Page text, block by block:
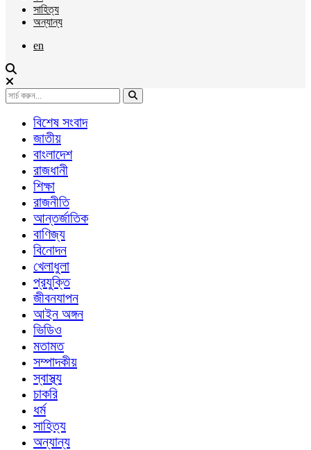
সাহিত্য
অন্যান্য
en
বিশেষ সংবাদ
জাতীয়
বাংলাদেশ
রাজধানী
শিক্ষা
রাজনীতি
আন্তর্জাতিক
বাণিজ্য
বিনোদন
খেলাধুলা
প্রযুক্তি
জীবনযাপন
আইন অঙ্গন
ভিডিও
মতামত
সম্পাদকীয়
স্বাস্থ্য
চাকরি
ধর্ম
সাহিত্য
অন্যান্য